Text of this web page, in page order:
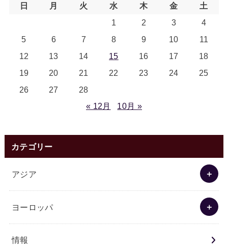
日
月 火 水 木 金
土
1
2 3
4
5
6 7 8 9 10
11
12
13 14 15 16 17
18
19
20 21 22 23 24
25
26
27
28
« 12月
10月 »
カテゴリー
アジア
ヨーロッパ
情報